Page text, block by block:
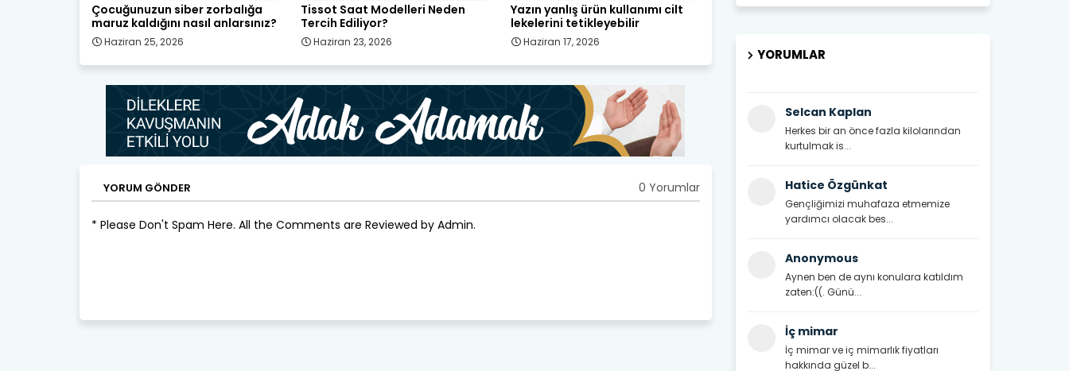
Çocuğunuzun siber zorbalığa
maruz kaldığını nasıl anlarsınız?
Haziran 25, 2026
Tissot Saat Modelleri Neden
Tercih Ediliyor?
Haziran 23, 2026
Yazın yanlış ürün kullanımı cilt
lekelerini tetikleyebilir
Haziran 17, 2026
YORUM GÖNDER 0 Yorumlar
* Please Don't Spam Here. All the Comments are Reviewed by Admin.
YORUMLAR
Selcan Kaplan
Herkes bir an önce fazla kilolarından
kurtulmak is...
Hatice Özgünkat
Gençliğimizi muhafaza etmemize
yardımcı olacak bes...
Anonymous
Aynen ben de aynı konulara katıldım
zaten:((. Günü...
İç mimar
İç mimar ve iç mimarlık fiyatları
hakkında güzel b...